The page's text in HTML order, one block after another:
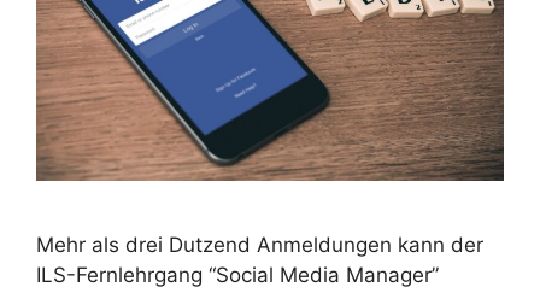
Mehr als drei Dutzend Anmeldungen kann der
ILS-Fernlehrgang “Social Media Manager”